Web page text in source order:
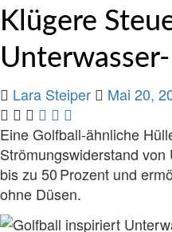
Klügere
Lara Steiper
Mai 20,
Eine Golfball-ähnliche
Strömungswiderstand
bis zu 50 Prozent und
ohne Düsen.